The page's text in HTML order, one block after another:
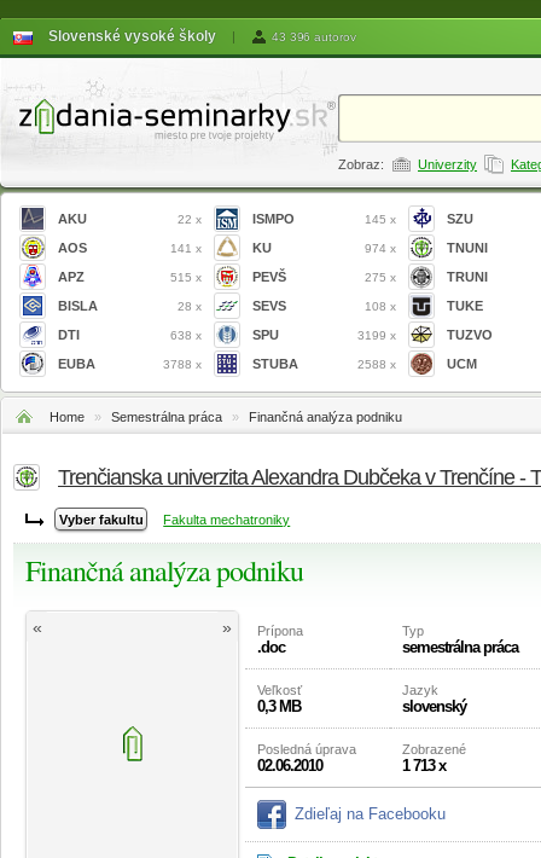
Slovenské vysoké školy | 43 396 autorov
Zobraz: Univerzity
AKU 22 x
AOS 141 x
APZ 515 x
BISLA 28 x
DTI 638 x
EUBA 3788 x
ISMPO 145 x
KU 974 x
PEVŠ 275 x
SEVS 108 x
SPU 3199 x
STUBA 2588 x
SZU
TNUNI
TRUNI
TUKE
TUZVO
UCM
Home » Semestrálna práca » Finančná analýza podniku
Trenčianska univerzita Alexandra Dubčeka v Trenčíne -
Fakulta mechatroniky
Finančná analýza podniku
« » Prípona
.doc
Typ
semestrálna práca
Veľkosť
0,3 MB
Jazyk
slovenský
Posledná úprava
02.06.2010
Zobrazené
1 713 x
Zdieľaj na Facebooku